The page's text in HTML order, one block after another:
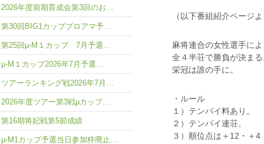
（以下番組紹介ページ
麻将連合の女性選手に
全４半荘で勝負が決ま
栄冠は誰の手に。
・ルール
１）テンパイ料あり。
２）テンパイ連荘。
３）順位点は＋12・＋
2026年度前期育成会第3回のお…
第30回BIG1カッププロアマ予…
第25回μ-M１カップ 7月予選…
μ-M１カップ2026年7月予選…
ツアーランキング戦2026年7月…
2026年度ツアー第3戦μカップ…
第16期将妃戦第5節成績
μ-M1カップ予選当日参加枠廃止…